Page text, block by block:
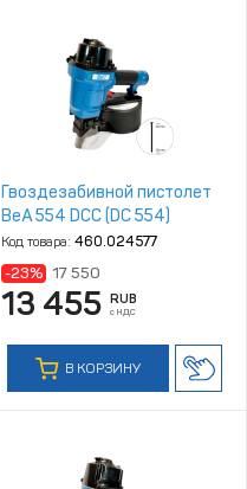
Гвоздезабивной пистолет
BeA 554 DCC (DC 554)
Код товара: 460.024577
-23% 17 550
13 455 RUB
с НДС
В КОРЗИНУ